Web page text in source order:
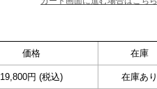
価格 在庫
19,800円 (税込) 在庫あり